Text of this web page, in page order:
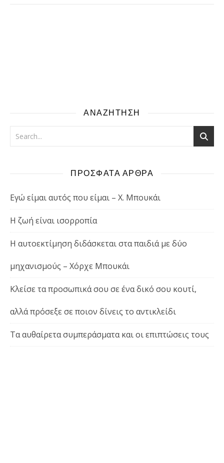
ΑΝΑΖΗΤΗΣΗ
ΠΡΟΣΦΑΤΑ ΑΡΘΡΑ
Εγώ είμαι αυτός που είμαι – Χ. Μπουκάι
Η ζωή είναι ισορροπία
Η αυτοεκτίμηση διδάσκεται στα παιδιά με δύο
μηχανισμούς – Χόρχε Μπουκάι
Κλείσε τα προσωπικά σου σε ένα δικό σου κουτί,
αλλά πρόσεξε σε ποιον δίνεις το αντικλείδι
Τα αυθαίρετα συμπεράσματα και οι επιπτώσεις τους